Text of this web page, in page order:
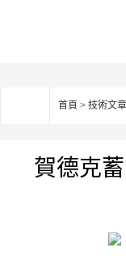
首頁 > 技術文章
賀德克